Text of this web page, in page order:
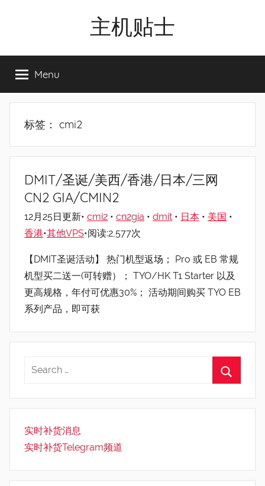
主机贴士
工|BandwagonHost
VPS|Vps|
主
荐
Menu
标签： cmi2
DMIT/圣诞/美西/香港/日本/三网
CN2 GIA/CMIN2
12月25日更新• cmi2 • cn2gia • dmit • 日本 • 美国 •
香港•其他VPS•阅读:2,577次
【DMIT圣诞活动】 热门机型返场； Pro 或 EB 常规
机型买二送一(可转赠）； TYO/HK T1 Starter 以及
更高规格，年付可优惠30%； 活动期间购买 TYO EB
系列产品，即可获
实时补货消息
实时补货Telegram频道